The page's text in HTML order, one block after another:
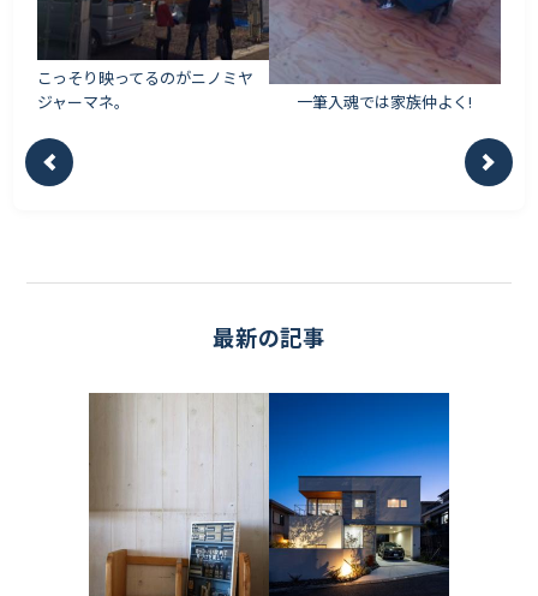
こっそり映ってるのがニノミヤ
ジャーマネ。
一筆入魂では家族仲よく!
最新の記事